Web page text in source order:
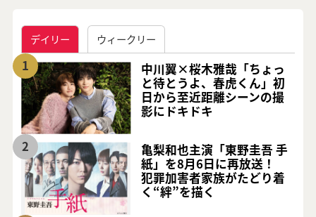
デイリー ウィークリー
1
中川翼×桜木雅哉「ちょっ
と待とうよ、春虎くん」初
日から至近距離シーンの撮
影にドキドキ
2
亀梨和也主演「東野圭吾 手
紙」を8月6日に再放送！
犯罪加害者家族がたどり着
く“絆”を描く